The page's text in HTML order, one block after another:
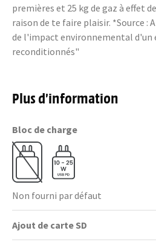
premières et 25 kg de gaz à effet
raison de te faire plaisir. *Source :
de l'impact environnemental d'un
reconditionnés"
Plus d’information
Bloc de charge
Non fourni par défaut
Ajout de carte SD